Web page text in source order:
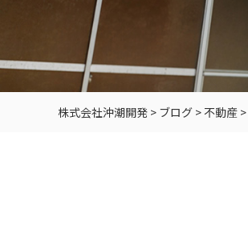
株式会社沖潮開発 > ブログ >不動産 >